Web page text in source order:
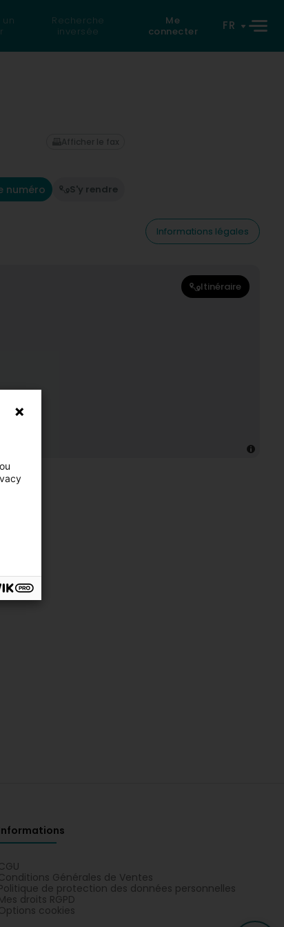
Recherche
inversée
Me
connecter
FR
numéro S'y rendre
Afficher le fax
Informations légales
Itinéraire
Générales de Ventes
de protection des données personnelles
droits RGPD
cookies